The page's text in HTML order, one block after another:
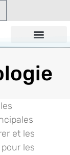
et les
les